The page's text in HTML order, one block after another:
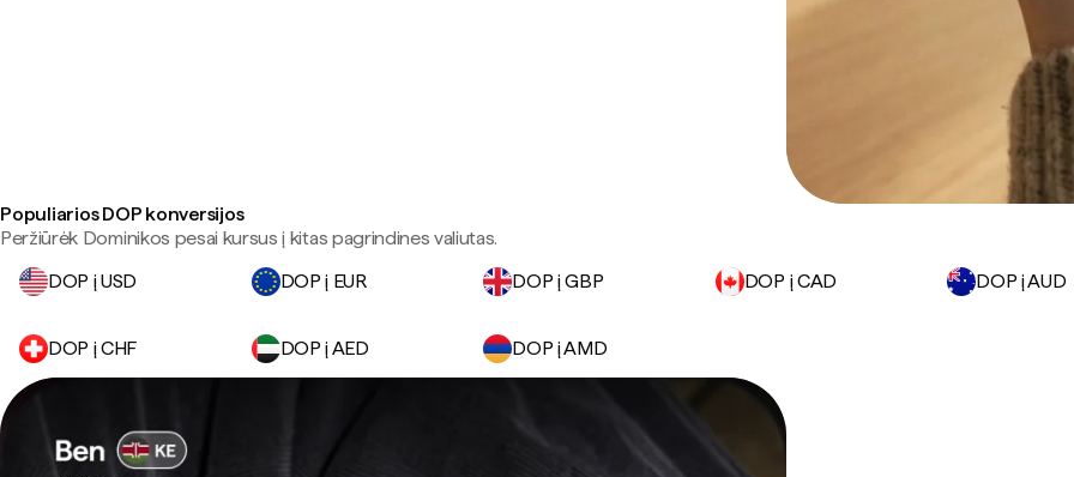
Populiarios DOP konversijos
Peržiūrėk Dominikos pesai kursus į kitas pagrindines valiutas.
DOP į USD
DOP į EUR DOP į GBP DOP į CAD DOP į AUD
DOP į CHF DOP į AED DOP į AMD